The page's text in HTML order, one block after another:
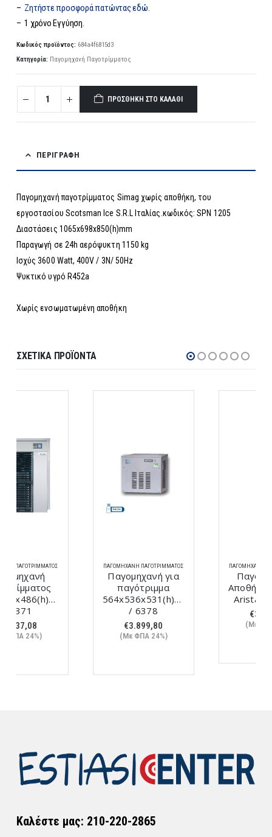
– Ζητήστε προσφορά πατώντας εδώ.
– 1 χρόνο Εγγύηση.
Κωδικός προϊόντος: 684a4f6815d3
Κατηγορία: Παγομηχανή Παγοτρίμματος
ΠΡΟΣΘΉΚΗ ΣΤΟ ΚΑΛΆΘΙ
ΠΕΡΙΓΡΑΦΉ
Παγομηχανή παγοτρίμματος Simag χωρίς αποθήκη, του
εργοστασίου Scotsman Ice S.R.L Ιταλίας.κωδικός: SPN 1205
Διαστάσεις 1065x698x850(h)mm
Παραγωγή σε 24h αερόψυκτη 1150 kg
Ισχύς 3600 Watt, 400V / 3N/ 50Hz
Ψυκτικό υγρό R452a
Χωρίς ενσωματωμένη αποθήκη
ΣΧΕΤΙΚΆ ΠΡΟΪΌΝΤΑ
ΠΑΓΟΜΗΧΑΝΉ ΠΑΓΟΤΡΊΜΜΑΤΟΣ
Παγομηχανή για
παγότριμμα
564x536x531(h)mm
ΠΑΓΟΜΗΧΑΝΉ ΠΑΓΟΤΡΊΜΜΑΤΟΣ
Παγότριμμα με
Αποθήκη SG120.25
Aristarco / 8025
Καλέστε μας: 210-220-2865